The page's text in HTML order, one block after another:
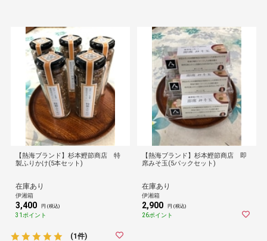
【熱海ブランド】杉本鰹節商店 特
製ふりかけ(5本セット)
在庫あり
伊湘箱
3,400 円 (税込)
31ポイント
(1件)
【熱海ブランド】杉本鰹節商店 即
席みそ玉(5パックセット)
在庫あり
伊湘箱
2,900 円 (税込)
26ポイント